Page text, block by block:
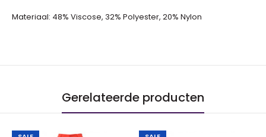
Materiaal: 48% Viscose, 32% Polyester, 20% Nylon
Gerelateerde producten